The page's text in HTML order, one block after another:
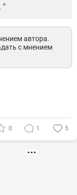
автора.
с мнением
0 1 5